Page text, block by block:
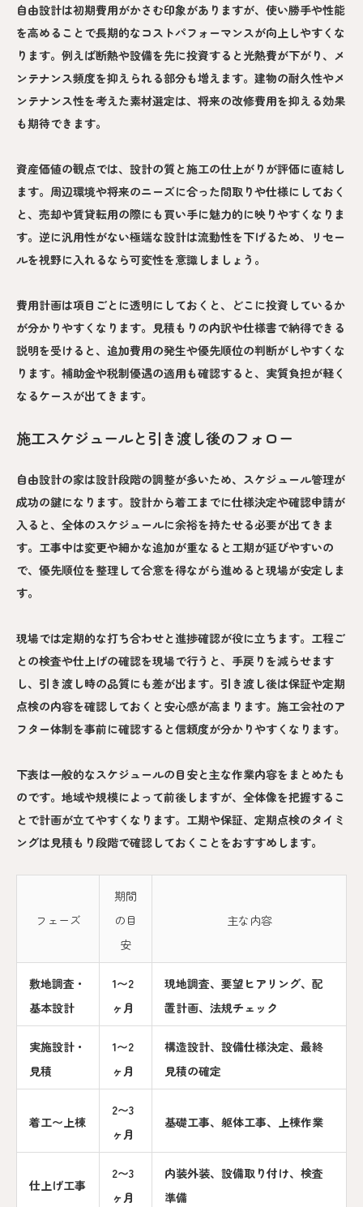
自由設計は初期費用がかさむ印象がありますが、使い勝手や性能
を高めることで長期的なコストパフォーマンスが向上しやすくな
ります。例えば断熱や設備を先に投資すると光熱費が下がり、メ
ンテナンス頻度を抑えられる部分も増えます。建物の耐久性やメ
ンテナンス性を考えた素材選定は、将来の改修費用を抑える効果
も期待できます。
資産価値の観点では、設計の質と施工の仕上がりが評価に直結し
ます。周辺環境や将来のニーズに合った間取りや仕様にしておく
と、売却や賃貸転用の際にも買い手に魅力的に映りやすくなりま
す。逆に汎用性がない極端な設計は流動性を下げるため、リセー
ルを視野に入れるなら可変性を意識しましょう。
費用計画は項目ごとに透明にしておくと、どこに投資しているか
が分かりやすくなります。見積もりの内訳や仕様書で納得できる
説明を受けると、追加費用の発生や優先順位の判断がしやすくな
ります。補助金や税制優遇の適用も確認すると、実質負担が軽く
なるケースが出てきます。
施工スケジュールと引き渡し後のフォロー
自由設計の家は設計段階の調整が多いため、スケジュール管理が
成功の鍵になります。設計から着工までに仕様決定や確認申請が
入ると、全体のスケジュールに余裕を持たせる必要が出てきま
す。工事中は変更や細かな追加が重なると工期が延びやすいの
で、優先順位を整理して合意を得ながら進めると現場が安定しま
す。
現場では定期的な打ち合わせと進捗確認が役に立ちます。工程ご
との検査や仕上げの確認を現場で行うと、手戻りを減らせます
し、引き渡し時の品質にも差が出ます。引き渡し後は保証や定期
点検の内容を確認しておくと安心感が高まります。施工会社のア
フター体制を事前に確認すると信頼度が分かりやすくなります。
下表は一般的なスケジュールの目安と主な作業内容をまとめたも
のです。地域や規模によって前後しますが、全体像を把握するこ
とで計画が立てやすくなります。工期や保証、定期点検のタイミ
ングは見積もり段階で確認しておくことをおすすめします。
フェーズ
期間
の目
安
主な内容
敷地調査・
基本設計
1〜2
ヶ月
現地調査、要望ヒアリング、配
置計画、法規チェック
実施設計・
見積
1〜2
ヶ月
構造設計、設備仕様決定、最終
見積の確定
着工〜上棟
2〜3
ヶ月
基礎工事、躯体工事、上棟作業
仕上げ工事
2〜3
ヶ月
内装外装、設備取り付け、検査
準備